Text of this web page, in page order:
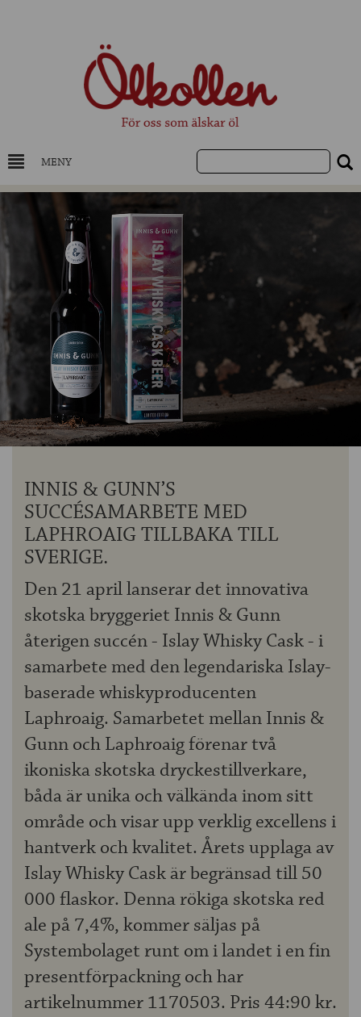
MENY
DRYCKESKUNSKAP
NYHETER
UTVALDA ÖL
UTVALDA CIDER
UTVALDA DESTILLAT
OM ÖLKOLLEN
KONTAKTA OSS
INNIS & GUNN’S
SUCCÉSAMARBETE MED
LAPHROAIG TILLBAKA TILL
SVERIGE.
Den 21 april lanserar det innovativa
skotska bryggeriet Innis & Gunn
återigen succén - Islay Whisky Cask - i
samarbete med den legendariska Islay-
baserade whiskyproducenten
Laphroaig. Samarbetet mellan Innis &
Gunn och Laphroaig förenar två
ikoniska skotska dryckestillverkare,
båda är unika och välkända inom sitt
område och visar upp verklig excellens i
hantverk och kvalitet. Årets upplaga av
Islay Whisky Cask är begränsad till 50
000 flaskor. Denna rökiga skotska red
ale på 7,4%, kommer säljas på
Systembolaget runt om i landet i en fin
presentförpackning och har
artikelnummer 1170503. Pris 44:90 kr.